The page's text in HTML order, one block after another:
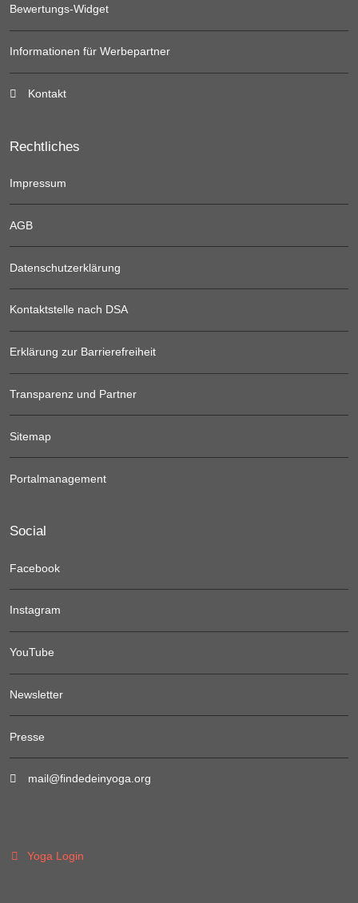
Bewertungs-Widget
Informationen für Werbepartner
Kontakt
Rechtliches
Impressum
AGB
Datenschutzerklärung
Kontaktstelle nach DSA
Erklärung zur Barrierefreiheit
Transparenz und Partner
Sitemap
Portalmanagement
Social
Facebook
Instagram
YouTube
Newsletter
Presse
mail@findedeinyoga.org
Yoga Login